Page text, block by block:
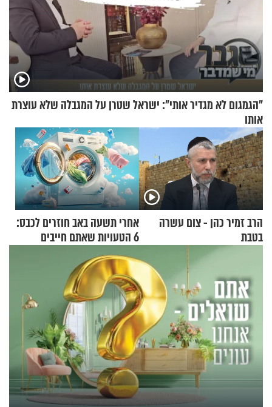
"הגמגום לא מגדיר אותי": ישראל שטרן על המגבלה שלא עוצרת
אותו
הרב זמיר כהן - צום עשרה
בטבת
אחרי תשעה באב חוזרים לכבס:
6 הטעויות שאתם חייבים
להפסיק לעשות